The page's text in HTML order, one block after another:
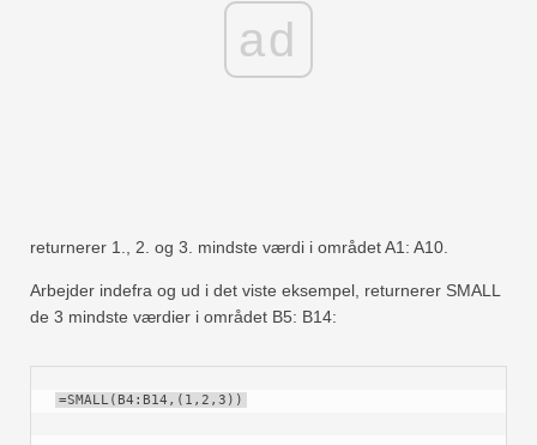
ad
returnerer 1., 2. og 3. mindste værdi i området A1: A10.
Arbejder indefra og ud i det viste eksempel, returnerer SMALL
de 3 mindste værdier i området B5: B14:
=SMALL(B4:B14,(1,2,3))